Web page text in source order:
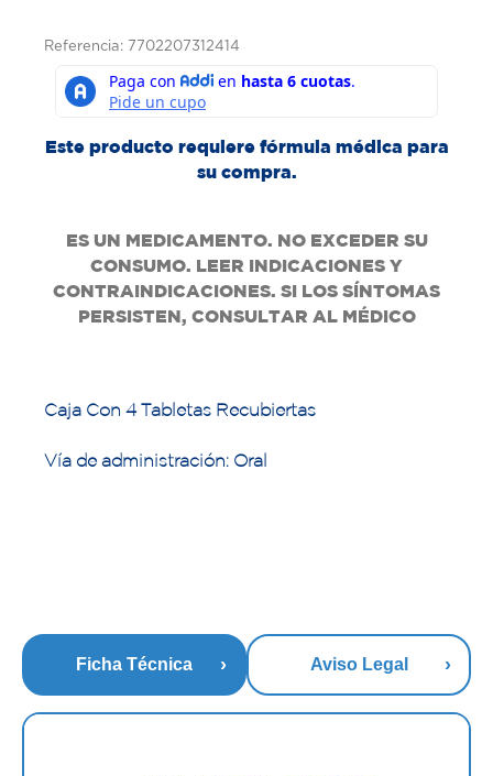
Referencia: 7702207312414
Este producto requiere fórmula médica para
su compra.
ES UN MEDICAMENTO. NO EXCEDER SU
CONSUMO. LEER INDICACIONES Y
CONTRAINDICACIONES. SI LOS SÍNTOMAS
PERSISTEN, CONSULTAR AL MÉDICO
Caja Con 4 Tabletas Recubiertas
Vía de administración: Oral
Ficha Técnica Aviso Legal